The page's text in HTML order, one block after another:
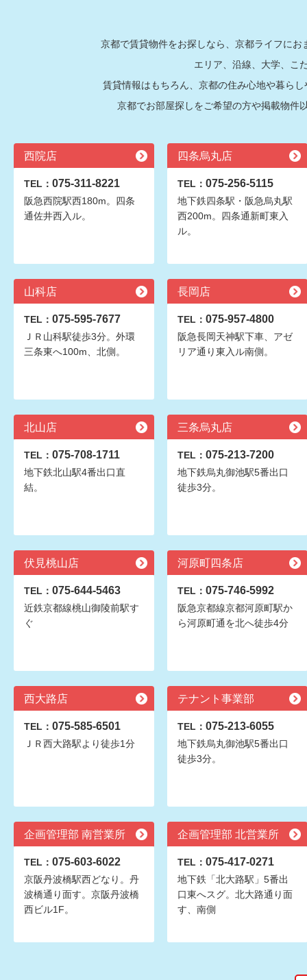
京都で賃貸物件をお探しなら、京都ライフに
エリア、沿線、大学、こ
賃貸情報はもちろん、京都の住み心地や暮ら
京都でお部屋探しをご希望の方や掲載物件
西院店
TEL： 075-311-8221
阪急西院駅西180m。四条
通佐井西入ル。
四条烏丸店
TEL： 075-256-5115
地下鉄四条駅・阪急烏丸駅
西200m。四条通新町東入
ル。
山科店
TEL： 075-595-7677
ＪＲ山科駅徒歩3分。外環
三条東へ100m、北側。
長岡店
TEL： 075-957-4800
阪急長岡天神駅下車、アゼ
リア通り東入ル南側。
北山店
TEL： 075-708-1711
地下鉄北山駅4番出口直
結。
三条烏丸店
TEL： 075-213-7200
地下鉄烏丸御池駅5番出口
徒歩3分。
伏見桃山店
TEL： 075-644-5463
近鉄京都線桃山御陵前駅す
ぐ
河原町四条店
TEL： 075-746-5992
阪急京都線京都河原町駅か
ら河原町通を北へ徒歩4分
西大路店
TEL： 075-585-6501
ＪＲ西大路駅より徒歩1分
テナント事業部
TEL： 075-213-6055
地下鉄烏丸御池駅5番出口
徒歩3分。
企画管理部 南営業所
TEL： 075-603-6022
京阪丹波橋駅西どなり。丹
波橋通り面す。京阪丹波橋
西ビル1F。
企画管理部 北営業所
TEL： 075-417-0271
地下鉄「北大路駅」5番出
口東へスグ。北大路通り面
す、南側